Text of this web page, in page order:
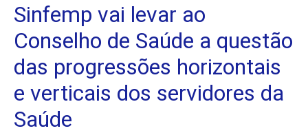
Sinfemp vai levar ao
Conselho de Saúde a questão
das progressões horizontais
e verticais dos servidores da
Saúde